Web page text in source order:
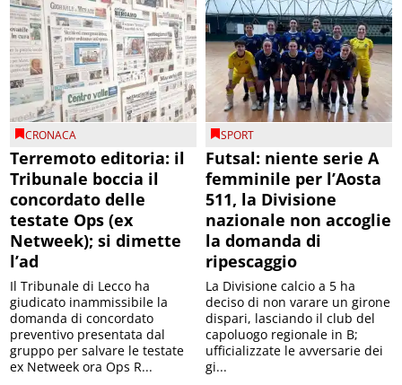
CRONACA
Terremoto editoria: il
Tribunale boccia il
concordato delle
testate Ops (ex
Netweek); si dimette
l’ad
Il Tribunale di Lecco ha
giudicato inammissibile la
domanda di concordato
preventivo presentata dal
gruppo per salvare le testate
ex Netweek ora Ops R...
SPORT
Futsal: niente serie A
femminile per l’Aosta
511, la Divisione
nazionale non accoglie
la domanda di
ripescaggio
La Divisione calcio a 5 ha
deciso di non varare un girone
dispari, lasciando il club del
capoluogo regionale in B;
ufficializzate le avversarie dei
gi...